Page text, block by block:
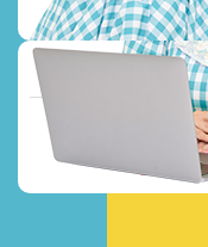
受付時間
メール